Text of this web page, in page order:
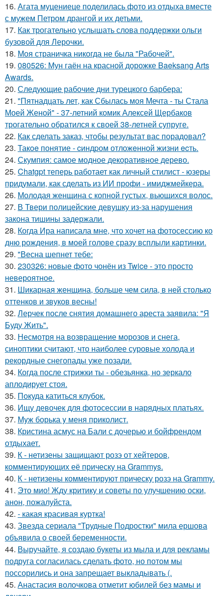
16. Агата муцениеце поделилась фото из отдыха вместе
с мужем Петром дрангой и их детьми.
17. Как трогательно услышать слова поддержки ольги
бузовой для Лерочки.
18. Моя страничка никогда не была "Рабочей".
19. 080526: Мун гаён на красной дорожке Baeksang Arts
Awards.
20. Следующие рабочие дни турецкого барбера:
21. "Пятнадцать лет, как Сбылась моя Мечта - ты Стала
Моей Женой" - 37-летний комик Алексей Щербаков
трогательно обратился к своей 38-летней супруге.
22. Как сделать заказ, чтобы результат вас порадовал?
23. Такoe понятие - cиндpом отложeнной жизни ecть.
24. Скумпия: самое модное декоративное дерево.
25. Chatgpt теперь работает как личный стилист - юзеры
придумали, как сделать из ИИ профи - имиджмейкера.
26. Молодая женщина с копной густых, вьющихся волос.
27. В Твери полицейские девушку из-за нарушения
закона тишины задержали.
28. Когда Ира написала мне, что хочет на фотосессию ко
дню рождения, в моей голове сразу всплыли картинки.
29. "Весна шепнет тебе:
30. 230326: новые фото чонён из Twice - это просто
невероятное.
31. Шикарная женщина, больше чем сила, в ней столько
оттенков и звуков весны!
32. Лерчек после снятия домашнего ареста заявила: "Я
Буду Жить".
33. Несмотря на возвращение морозов и снега,
синоптики считают, что наиболее суровые холода и
рекордные снегопады уже позади.
34. Когда после стрижки ты - обезьянка, но зеркало
аплодирует стоя.
35. Покуда катиться клубок.
36. Ищу девочек для фотосессии в нарядных платьях.
37. Мyж борька y меня приколист.
38. Кристина асмус на Бали с дочерью и бойфрендом
отдыхает.
39. К - нетизены защищают розэ от хейтеров,
комментирующих её прическу на Grammys.
40. К - нетизены комментируют прическу розэ на Grammy.
41. Это мио! Жду критику и советы по улучшению оски,
анон, пожалуйста.
42. - какая красивая куртка!
43. Звезда сериала "Трудные Подростки" мила ершова
объявила о своей беременности.
44. Выручайте, я создаю букеты из мыла и для рекламы
подруга согласилась сделать фото, но потом мы
поссорились и она запрещает выкладывать (.
45. Анастасия волочкова отметит юбилей без мамы и